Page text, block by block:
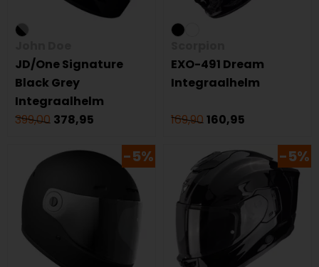
JD/One Signature
Black Grey
Integraalhelm
399,00 378,95
EXO-491 Dream
Integraalhelm
169,90 160,95
-5% -5%